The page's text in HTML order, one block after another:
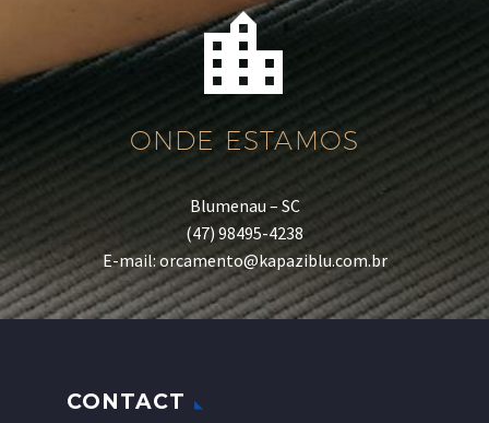


ONDE ESTAMOS
Blumenau – SC
(47) 98495-4238
E-mail: orcamento@kapaziblu.com.br
CONTACT